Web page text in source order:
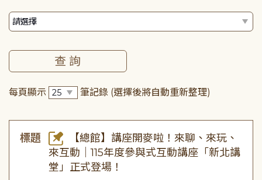
每頁顯示 筆記錄 (選擇後將自動重新整理)
標題
【總館】講座開麥啦！來聊、來玩、
來互動｜115年度參與式互動講座「新北講
堂」正式登場！